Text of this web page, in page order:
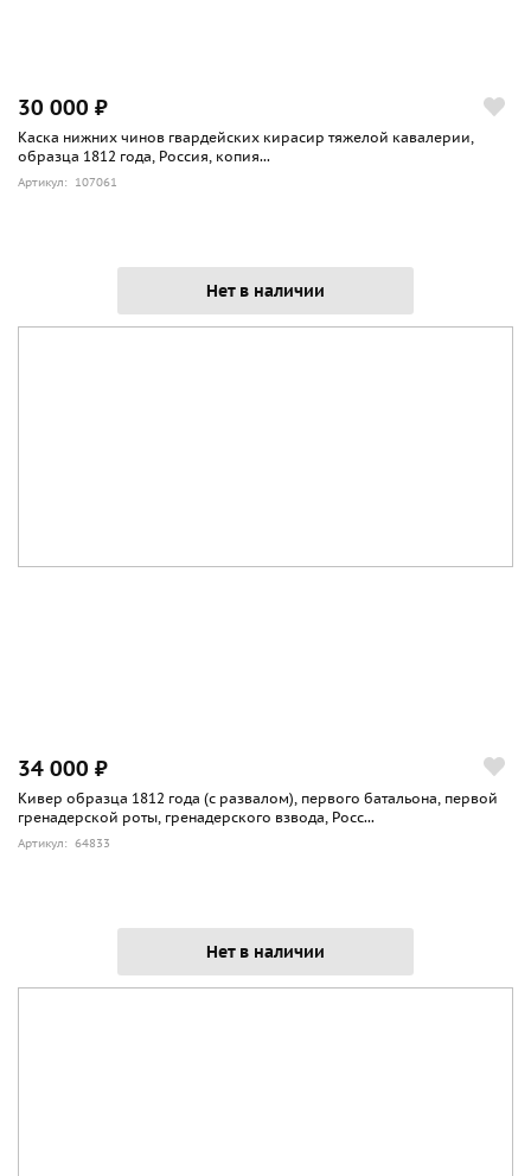
30 000 ₽
Каска нижних чинов гвардейских кирасир тяжелой кавалерии,
образца 1812 года, Россия, копия...
Артикул: 107061
Нет в наличии
34 000 ₽
Кивер образца 1812 года (с развалом), первого батальона, первой
гренадерской роты, гренадерского взвода, Росс...
Артикул: 64833
Нет в наличии